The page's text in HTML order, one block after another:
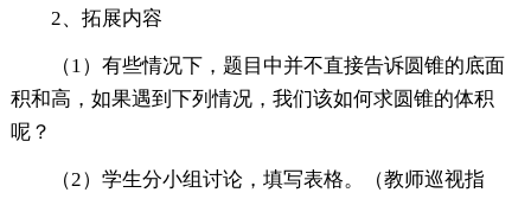
2、拓展内容
（1）有些情况下，题目中并不直接告诉圆锥的底面
积和高，如果遇到下列情况，我们该如何求圆锥的体积
呢？
（2）学生分小组讨论，填写表格。（教师巡视指